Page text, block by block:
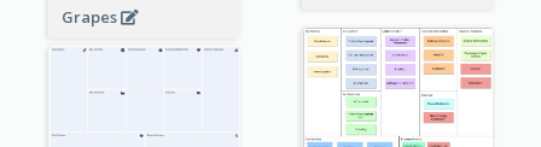
Grapes